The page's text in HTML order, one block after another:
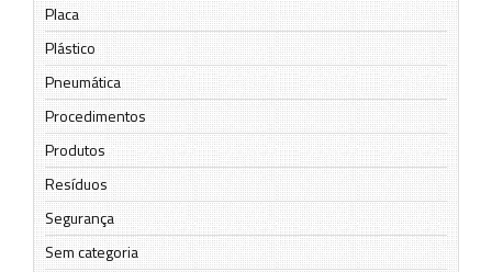
Placa
Plástico
Pneumática
Procedimentos
Produtos
Resíduos
Segurança
Sem categoria